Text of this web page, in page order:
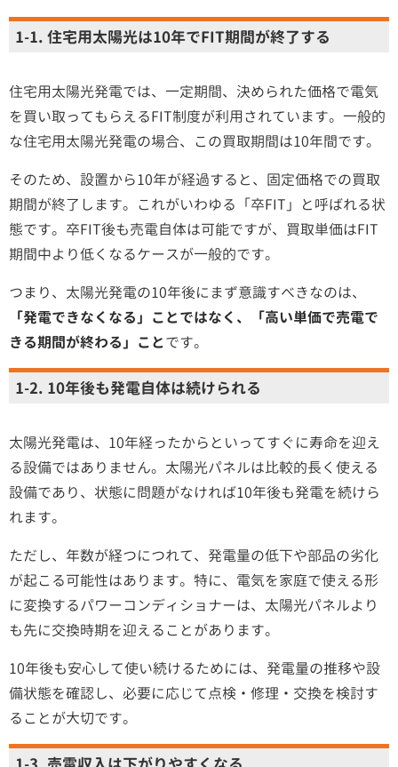
1-1. 住宅用太陽光は10年でFIT期間が終了する
住宅用太陽光発電では、一定期間、決められた価格で電気
を買い取ってもらえるFIT制度が利用されています。一般的
な住宅用太陽光発電の場合、この買取期間は10年間です。
そのため、設置から10年が経過すると、固定価格での買取
期間が終了します。これがいわゆる「卒FIT」と呼ばれる状
態です。卒FIT後も売電自体は可能ですが、買取単価はFIT
期間中より低くなるケースが一般的です。
つまり、太陽光発電の10年後にまず意識すべきなのは、
「発電できなくなる」ことではなく、「高い単価で売電で
きる期間が終わる」ことです。
1-2. 10年後も発電自体は続けられる
太陽光発電は、10年経ったからといってすぐに寿命を迎え
る設備ではありません。太陽光パネルは比較的長く使える
設備であり、状態に問題がなければ10年後も発電を続けら
れます。
ただし、年数が経つにつれて、発電量の低下や部品の劣化
が起こる可能性はあります。特に、電気を家庭で使える形
に変換するパワーコンディショナーは、太陽光パネルより
も先に交換時期を迎えることがあります。
10年後も安心して使い続けるためには、発電量の推移や設
備状態を確認し、必要に応じて点検・修理・交換を検討す
ることが大切です。